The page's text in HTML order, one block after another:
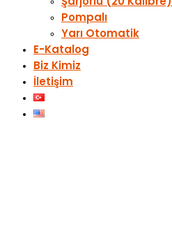
Pompalı
Yarı Otomatik
E-Katalog
Biz Kimiz
İletişim